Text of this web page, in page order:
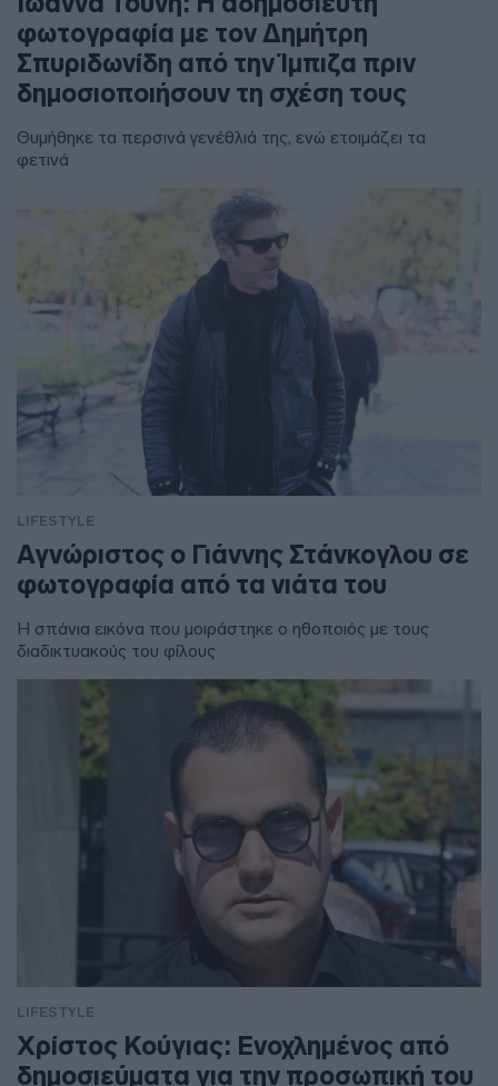
φωτογραφία με τον Δημήτρη
Σπυριδωνίδη από την Ίμπιζα πριν
δημοσιοποιήσουν τη σχέση τους
Θυμήθηκε τα περσινά γενέθλιά της, ενώ ετοιμάζει τα
φετινά
LIFESTYLE
Αγνώριστος ο Γιάννης Στάνκογλου σε
φωτογραφία από τα νιάτα του
Η σπάνια εικόνα που μοιράστηκε ο ηθοποιός με τους
διαδικτυακούς του φίλους
LIFESTYLE
Χρίστος Κούγιας: Ενοχλημένος από
δημοσιεύματα για την προσωπική του